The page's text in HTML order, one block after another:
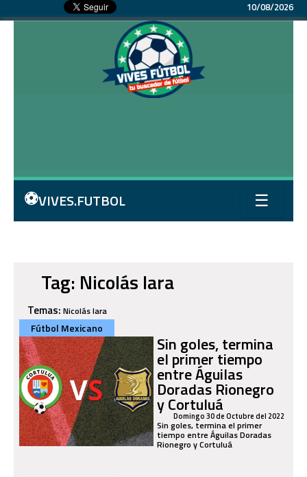
10/08/2026
⚽VIVES.FUTBOL ☰
Tag: Nicolás lara
Temas: Nicolás lara
Fútbol Mexicano
Sin goles, termina
el primer tiempo
entre Águilas
Doradas Rionegro
y Cortuluá
Domingo 30 de Octubre del 2022
Sin goles, termina el primer
tiempo entre Águilas Doradas
Rionegro y Cortuluá